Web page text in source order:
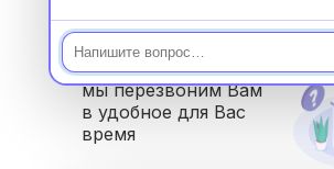
Есть вопросы?
Заполните заявку,
мы перезвоним Вам
в удобное для Вас
время